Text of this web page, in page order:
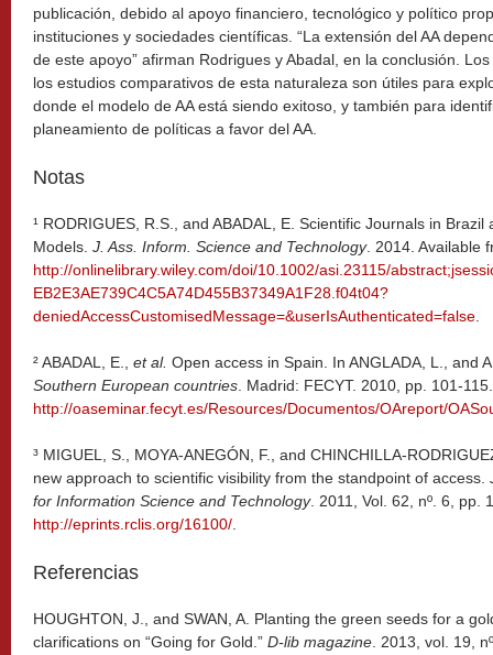
publicación, debido al apoyo financiero, tecnológico y político
instituciones y sociedades científicas. “La extensión del AA
de este apoyo” afirman Rodrigues y Abadal, en la conclusión.
los estudios comparativos de esta naturaleza son útiles para
donde el modelo de AA está siendo exitoso, y también para
planeamiento de políticas a favor del AA.
Notas
¹ RODRIGUES, R.S., and ABADAL, E. Scientific Journals in
Models. J. Ass. Inform. Science and Technology. 2014. Available
http://onlinelibrary.wiley.com/doi/10.1002/asi.23115/
EB2E3AE739C4C5A74D455B37349A1F28.f04t04?
deniedAccessCustomisedMessage=&userIsAuthenticated=false
² ABADAL, E., et al. Open access in Spain. In ANGLADA, L., and
Southern European countries . Madrid: FECYT. 2010, pp. 101-
http://oaseminar.fecyt.es/Resources/Documentos/OAreport/
³ MIGUEL, S., MOYA-ANEGÓN, F., and CHINCHILLA-
new approach to scientific visibility from the standpoint of access.
for Information Science and Technology. 2011, Vol. 62, nº. 6, pp.
http://eprints.rclis.org/16100/
Referencias
HOUGHTON, J., and SWAN, A. Planting the green seeds for a
clarifications on “Going for Gold.” D-lib magazine . 2013, vol. 19,